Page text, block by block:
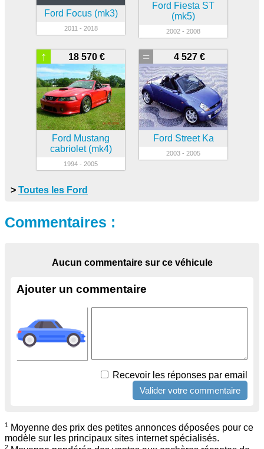
Ford Focus (mk3)
2011 - 2018
Ford Fiesta ST
(mk5)
2002 - 2008
18 570 €
↑
Ford Mustang
cabriolet (mk4)
1994 - 2005
4 527 €
=
Ford Street Ka
2003 - 2005
> Toutes les Ford
Commentaires :
Aucun commentaire sur ce véhicule
Ajouter un commentaire
Recevoir les réponses par email
1
Moyenne des prix des petites annonces déposées pour ce
modèle sur les principaux sites internet spécialisés.
2